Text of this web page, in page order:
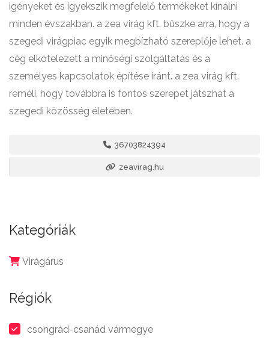
igényeket és igyekszik megfelelő termékeket kínálni
minden évszakban. a zea virág kft. büszke arra, hogy a
szegedi virágpiac egyik megbízható szereplője lehet. a
cég elkötelezett a minőségi szolgáltatás és a
személyes kapcsolatok építése iránt. a zea virág kft.
reméli, hogy továbbra is fontos szerepet játszhat a
szegedi közösség életében.
36703824394
zeavirag.hu
Kategóriák
Virágárus
Régiók
csongrád-csanád vármegye